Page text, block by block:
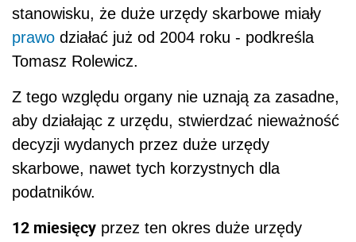
stanowisku, że duże urzędy skarbowe miały
prawo działać już od 2004 roku - podkreśla
Tomasz Rolewicz.
Z tego względu organy nie uznają za zasadne,
aby działając z urzędu, stwierdzać nieważność
decyzji wydanych przez duże urzędy
skarbowe, nawet tych korzystnych dla
podatników.
12 miesięcy przez ten okres duże urzędy